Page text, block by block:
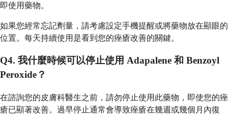
即使用藥物。
如果您經常忘記劑量，請考慮設定手機提醒或將藥物放在顯眼的
位置。每天持續使用是看到您的痤瘡改善的關鍵。
Q4. 我什麼時候可以停止使用 Adapalene 和 Benzoyl
Peroxide？
在諮詢您的皮膚科醫生之前，請勿停止使用此藥物，即使您的痤
瘡已顯著改善。過早停止通常會導致痤瘡在幾週或幾個月內復